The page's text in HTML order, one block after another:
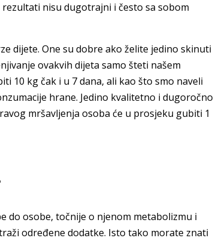
nisu dugotrajni i često sa sobom
dijete. One su dobre ako želite jedino skinuti
ovakvih dijeta samo šteti našem
10 kg čak i u 7 dana, ali kao što smo naveli
hrane. Jedino kvalitetno i dugoročno
mršavljenja osoba će u prosjeku gubiti 1
do osobe, točnije o njenom metabolizmu i
određene dodatke. Isto tako morate znati